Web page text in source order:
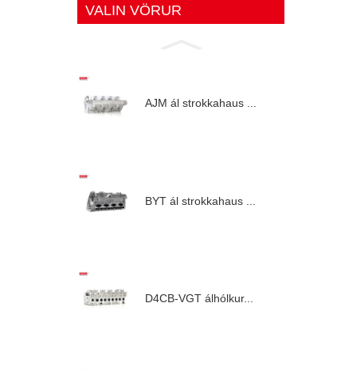
VALIN VÖRUR
AJM ál strokkahaus ...
BYT ál strokkahaus ...
D4CB-VGT álhólkur...